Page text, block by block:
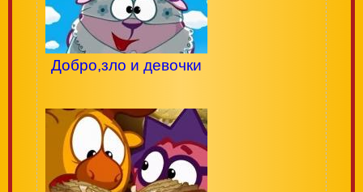
Добро,зло и девочки